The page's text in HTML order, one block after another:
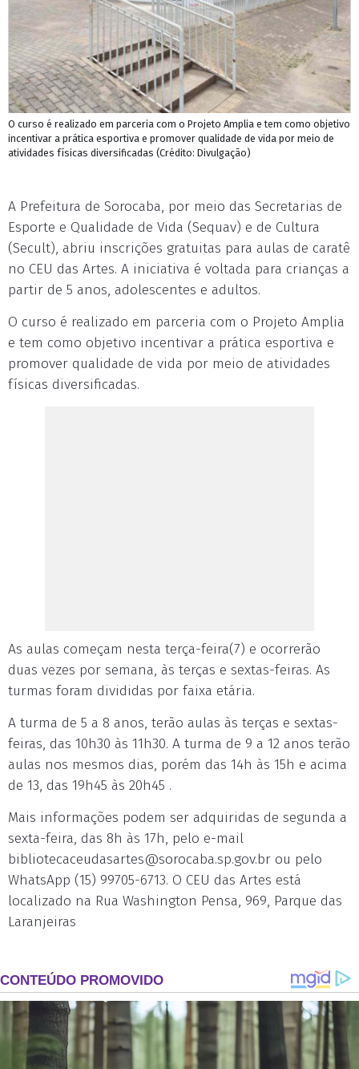
O curso é realizado em parceria com o Projeto Amplia e tem como objetivo
incentivar a prática esportiva e promover qualidade de vida por meio de
atividades físicas diversificadas (Crédito: Divulgação)
A Prefeitura de Sorocaba, por meio das Secretarias de
Esporte e Qualidade de Vida (Sequav) e de Cultura
(Secult), abriu inscrições gratuitas para aulas de caratê
no CEU das Artes. A iniciativa é voltada para crianças a
partir de 5 anos, adolescentes e adultos.
O curso é realizado em parceria com o Projeto Amplia
e tem como objetivo incentivar a prática esportiva e
promover qualidade de vida por meio de atividades
físicas diversificadas.
As aulas começam nesta terça-feira(7) e ocorrerão
duas vezes por semana, às terças e sextas-feiras. As
turmas foram divididas por faixa etária.
A turma de 5 a 8 anos, terão aulas às terças e sextas-
feiras, das 10h30 às 11h30. A turma de 9 a 12 anos terão
aulas nos mesmos dias, porém das 14h às 15h e acima
de 13, das 19h45 às 20h45 .
Mais informações podem ser adquiridas de segunda a
sexta-feira, das 8h às 17h, pelo e-mail
bibliotecaceudasartes@sorocaba.sp.gov.br ou pelo
WhatsApp (15) 99705-6713. O CEU das Artes está
localizado na Rua Washington Pensa, 969, Parque das
Laranjeiras